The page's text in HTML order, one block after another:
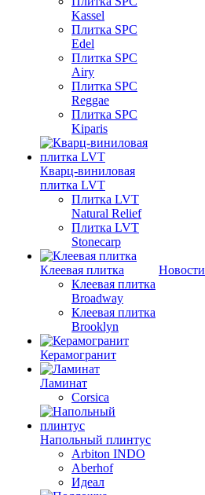
Kassel
Плитка SPC
Edel
Плитка SPC
Airy
Плитка SPC
Reggae
Плитка SPC
Kiparis
Кварц-виниловая
плитка LVT
Плитка LVT
Natural Relief
Плитка LVT
Stonecarp
Клеевая плитка
Клеевая плитка
Broadway
Клеевая плитка
Brooklyn
Керамогранит
Ламинат
Corsica
Напольный плинтус
Arbiton INDO
Aberhof
Идеал
Новости